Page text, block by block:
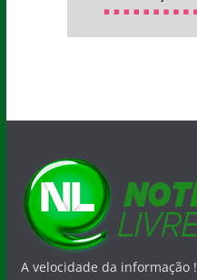
A velocidade da informação !